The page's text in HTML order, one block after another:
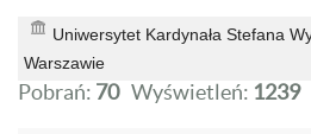
Uniwersytet Kardynała Stefana
Warszawie
Pobrań: 70 Wyświetleń: 1239